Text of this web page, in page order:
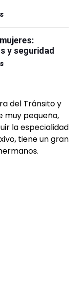
y seguridad
del Tránsito y
muy pequeña,
la especialidad
tiene un gran